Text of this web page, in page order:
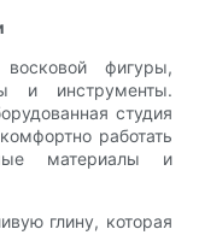
фигуры,
и инструменты.
студия
работать
материалы и
глину, которая